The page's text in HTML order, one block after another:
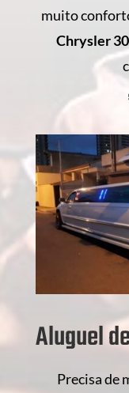
muito
Chrysler
Aluguel
Precisa de